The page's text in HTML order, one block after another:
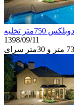
تخلیه
1398/09/11